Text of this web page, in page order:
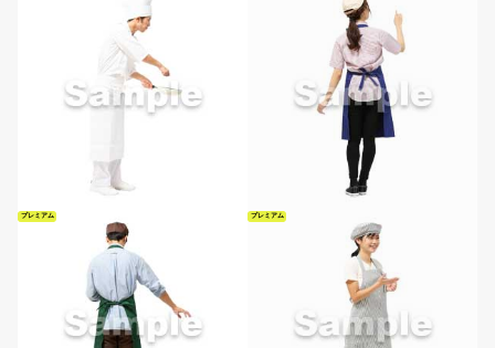
プレミアム プレミアム